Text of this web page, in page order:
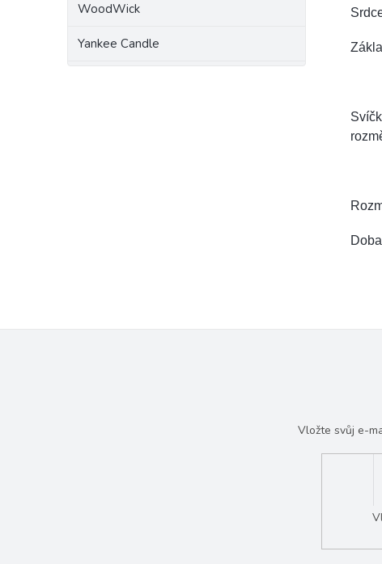
WoodWick
Yankee Candle
Vložte svůj e-